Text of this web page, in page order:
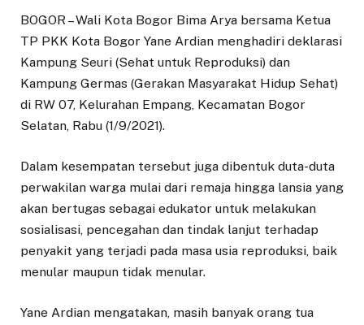
BOGOR – Wali Kota Bogor Bima Arya bersama Ketua
TP PKK Kota Bogor Yane Ardian menghadiri deklarasi
Kampung Seuri (Sehat untuk Reproduksi) dan
Kampung Germas (Gerakan Masyarakat Hidup Sehat)
di RW 07, Kelurahan Empang, Kecamatan Bogor
Selatan, Rabu (1/9/2021).
Dalam kesempatan tersebut juga dibentuk duta-duta
perwakilan warga mulai dari remaja hingga lansia yang
akan bertugas sebagai edukator untuk melakukan
sosialisasi, pencegahan dan tindak lanjut terhadap
penyakit yang terjadi pada masa usia reproduksi, baik
menular maupun tidak menular.
Yane Ardian mengatakan, masih banyak orang tua